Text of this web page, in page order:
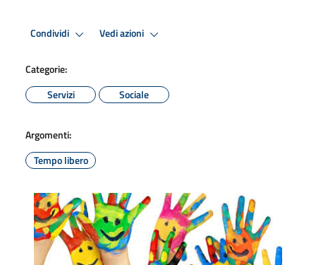
Condividi Vedi azioni
Categorie:
Servizi
Sociale
Argomenti:
Tempo libero